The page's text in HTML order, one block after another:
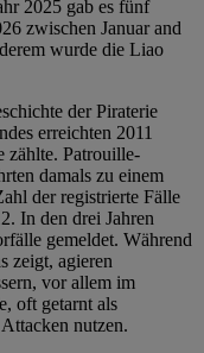
2025 gab es fünf
zwischen Januar and
wurde die Liao
der Piraterie
erreichten 2011
zählte. Patrouille-
damals zu einem
der registrierte Fälle
In den drei Jahren
gemeldet. Während
zeigt, agieren
vor allem im
oft getarnt als
nutzen.